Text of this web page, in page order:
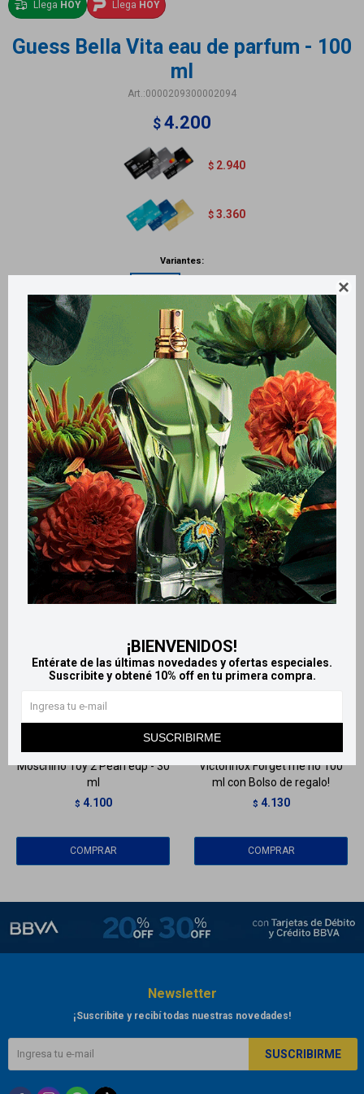

¡BIENVENIDOS!
Entérate de las últimas novedades y ofertas especiales.
Suscribite y obtené 10% off en tu primera compra.
SUSCRIBIRME
Llega HOY Llega HOY
Guess Bella Vita eau de parfum - 100
ml
0000209300002094
$ 4.200
$ 2.940
$ 3.360
Variantes:
Métodos y costos de envío
Retiros gratuitos en tiendas
Productos que te pueden interesar
LlegaHOY
Moschino Toy 2 Pearl edp - 30
ml
$ 4.100
Victorinox Forget me no 100
ml con Bolso de regalo!
$ 4.130
Newsletter
¡Suscribite y recibí todas nuestras novedades!
SUSCRIBIRME